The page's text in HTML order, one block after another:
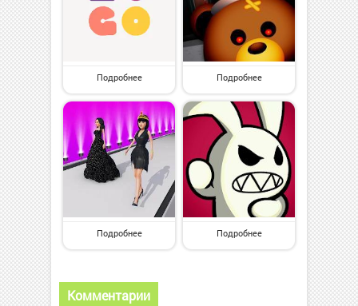
Подробнее Подробнее
Подробнее Подробнее
Комментарии